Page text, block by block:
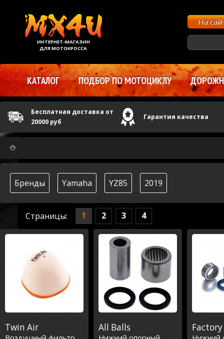
Бренды Yamaha YZ85 2019
Страницы: 1 2 3 4
Twin Air All Balls
ИНТЕРНЕТ-МАГАЗИН
ДЛЯ МОТОКРОССА
На
КАТАЛОГ ПОДБОР ПО МОТОЦИКЛУ
Бесплатная доставка от
20000 руб
Гарантия качества